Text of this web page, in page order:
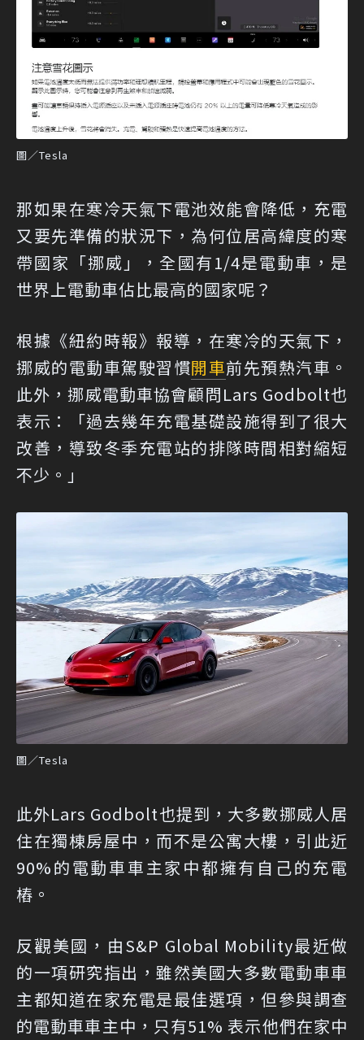
圖／Tesla
那如果在寒冷天氣下電池效能會降低，充電
又要先準備的狀況下，為何位居高緯度的寒
帶國家「挪威」，全國有1/4是電動車，是
世界上電動車佔比最高的國家呢？
根據《紐約時報》報導，在寒冷的天氣下，
挪威的電動車駕駛習慣開車前先預熱汽車。
此外，挪威電動車協會顧問Lars Godbolt也
表示：「過去幾年充電基礎設施得到了很大
改善，導致冬季充電站的排隊時間相對縮短
不少。」
圖／Tesla
此外Lars Godbolt也提到，大多數挪威人居
住在獨棟房屋中，而不是公寓大樓，引此近
90%的電動車車主家中都擁有自己的充電
樁。
反觀美國，由S&P Global Mobility最近做
的一項研究指出，雖然美國大多數電動車車
主都知道在家充電是最佳選項，但參與調查
的電動車車主中，只有51% 表示他們在家中